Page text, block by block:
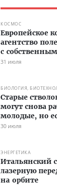
КОСМОС
Европейское
агентство
с
31 июля
БИОЛОГИЯ,
Старые
могут снова
молодые, но
30 июля
ЭНЕРГЕТИКА
Итальянский
лазерную
на орбите